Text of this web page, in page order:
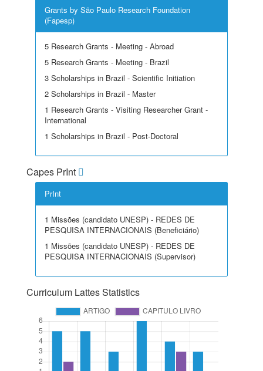
Grants by São Paulo Research Foundation
(Fapesp)
5 Research Grants - Meeting - Abroad
5 Research Grants - Meeting - Brazil
3 Scholarships in Brazil - Scientific Initiation
2 Scholarships in Brazil - Master
1 Research Grants - Visiting Researcher Grant -
International
1 Scholarships in Brazil - Post-Doctoral
Capes PrInt
PrInt
1 Missões (candidato UNESP) - REDES DE
PESQUISA INTERNACIONAIS (Beneficiário)
1 Missões (candidato UNESP) - REDES DE
PESQUISA INTERNACIONAIS (Supervisor)
Curriculum Lattes Statistics